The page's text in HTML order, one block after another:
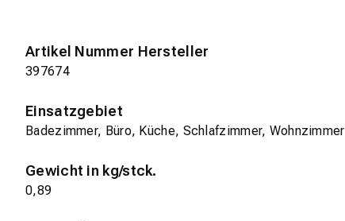
Artikel Nummer Hersteller
397674
Einsatzgebiet
Badezimmer, Büro, Küche, Schlafzimmer, Wohnzimmer
Gewicht in kg/stck.
0,89